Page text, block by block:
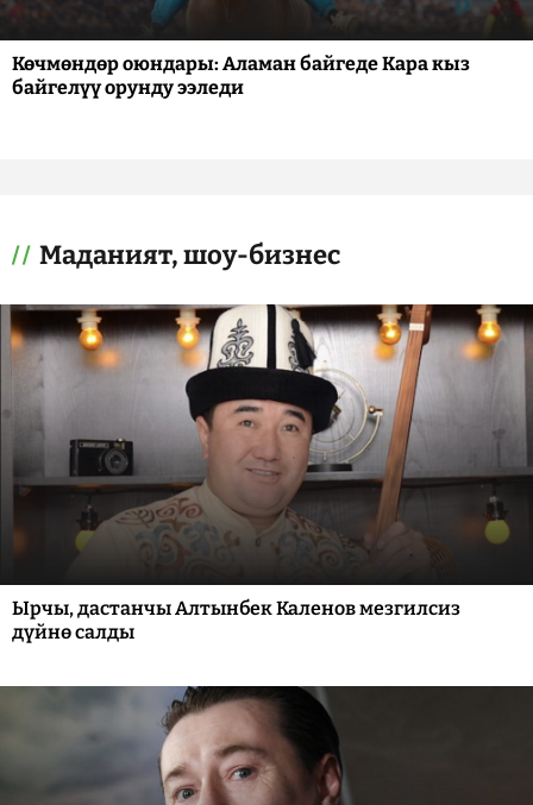
Көчмөндөр оюндары: Аламан байгеде Кара кыз
байгелүү орунду ээледи
Маданият, шоу-бизнес
Ырчы, дастанчы Алтынбек Каленов мезгилсиз
дүйнө салды